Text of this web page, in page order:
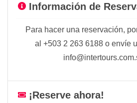
Información de
Para hacer una reservación,
al +503 2 263 6188 o envíe
¡Reserve ahora!